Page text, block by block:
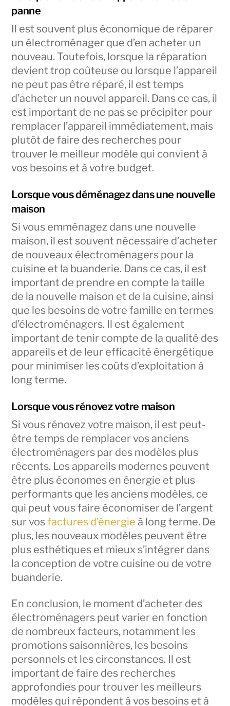
panne
Il est souvent plus économique de réparer
un électroménager que d’en acheter un
nouveau. Toutefois, lorsque la réparation
devient trop coûteuse ou lorsque l’appareil
ne peut pas être réparé, il est temps
d’acheter un nouvel appareil. Dans ce cas, il
est important de ne pas se précipiter pour
remplacer l’appareil immédiatement, mais
plutôt de faire des recherches pour
trouver le meilleur modèle qui convient à
vos besoins et à votre budget.
Lorsque vous déménagez dans une nouvelle
maison
Si vous emménagez dans une nouvelle
maison, il est souvent nécessaire d’acheter
de nouveaux électroménagers pour la
cuisine et la buanderie. Dans ce cas, il est
important de prendre en compte la taille
de la nouvelle maison et de la cuisine, ainsi
que les besoins de votre famille en termes
d’électroménagers. Il est également
important de tenir compte de la qualité des
appareils et de leur efficacité énergétique
pour minimiser les coûts d’exploitation à
long terme.
Lorsque vous rénovez votre maison
Si vous rénovez votre maison, il est peut-
être temps de remplacer vos anciens
électroménagers par des modèles plus
récents. Les appareils modernes peuvent
être plus économes en énergie et plus
performants que les anciens modèles, ce
qui peut vous faire économiser de l’argent
sur vosfactures d’énergie à long terme. De
plus, les nouveaux modèles peuvent être
plus esthétiques et mieux s’intégrer dans
la conception de votre cuisine ou de votre
buanderie.
En conclusion, le moment d’acheter des
électroménagers peut varier en fonction
de nombreux facteurs, notamment les
promotions saisonnières, les besoins
personnels et les circonstances. Il est
important de faire des recherches
approfondies pour trouver les meilleurs
modèles qui répondent à vos besoins et à